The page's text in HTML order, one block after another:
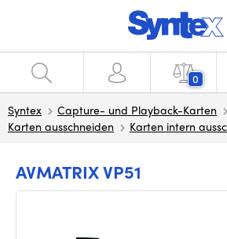
0
Syntex
Capture- und Playback-Karten
Karten ausschneiden
Karten intern
AVMATRIX VP51